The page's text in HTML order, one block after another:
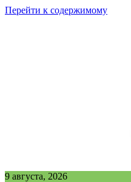
Перейти к содержимому
9 августа, 2026